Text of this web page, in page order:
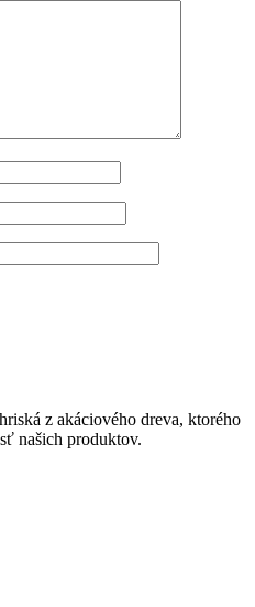
z akáciového dreva, ktorého
našich produktov.